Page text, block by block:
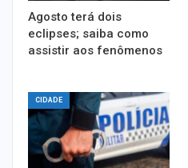
Agosto terá dois
eclipses; saiba como
assistir aos fenômenos
CIDADE